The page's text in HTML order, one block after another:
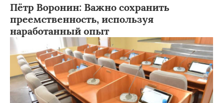
Пётр Воронин: Важно сохранить
преемственность, используя
наработанный опыт